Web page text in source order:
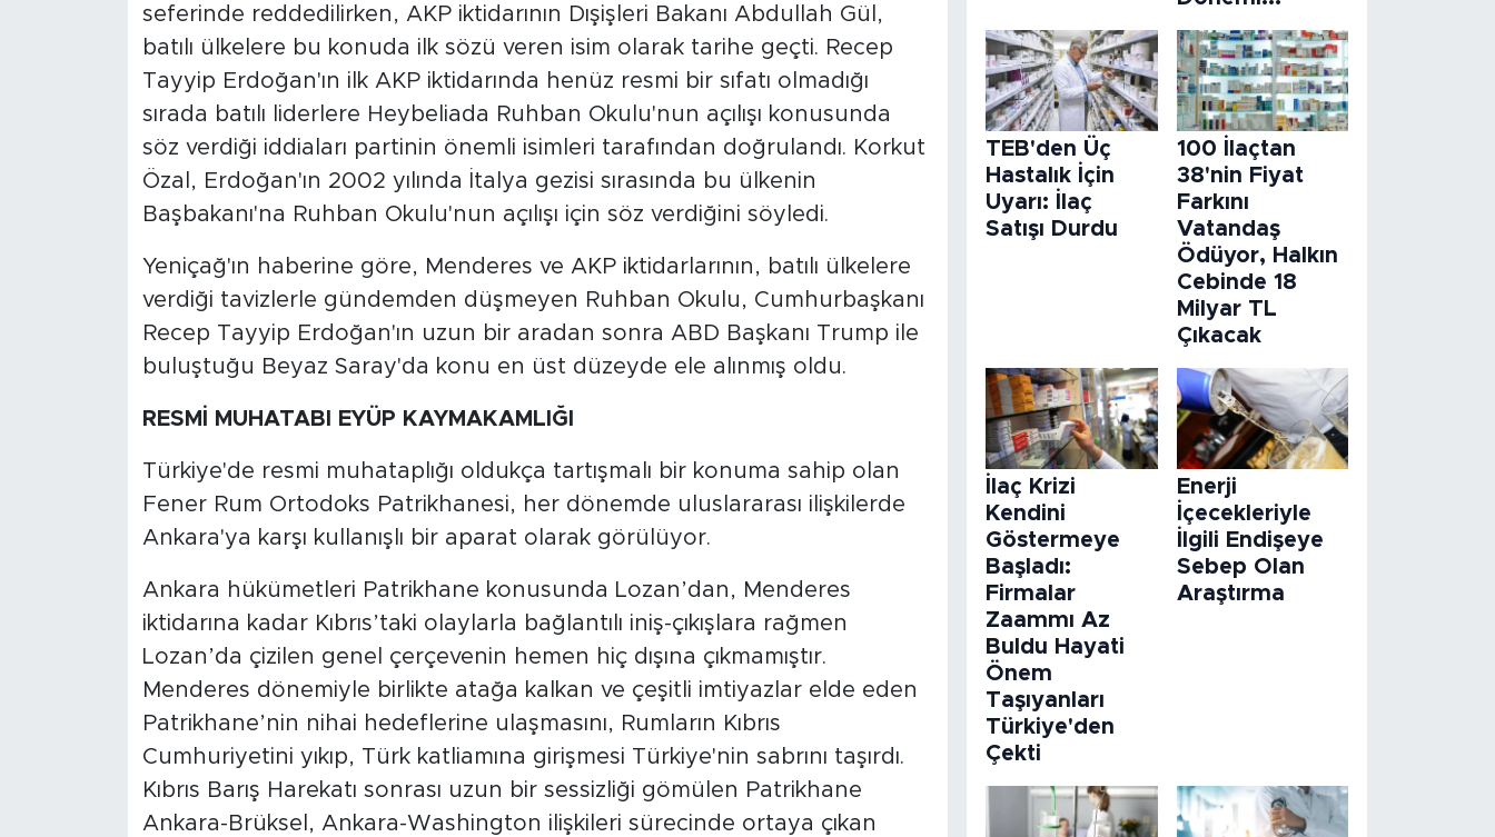
seferinde reddedilirken, AKP iktidarının Dışişleri Bakanı Abdullah Gül,
batılı ülkelere bu konuda ilk sözü veren isim olarak tarihe geçti. Recep
Tayyip Erdoğan'ın ilk AKP iktidarında henüz resmi bir sıfatı olmadığı
sırada batılı liderlere Heybeliada Ruhban Okulu'nun açılışı konusunda
söz verdiği iddiaları partinin önemli isimleri tarafından doğrulandı. Korkut
Özal, Erdoğan'ın 2002 yılında İtalya gezisi sırasında bu ülkenin
Başbakanı'na Ruhban Okulu'nun açılışı için söz verdiğini söyledi.
Yeniçağ'ın haberine göre, Menderes ve AKP iktidarlarının, batılı ülkelere
verdiği tavizlerle gündemden düşmeyen Ruhban Okulu, Cumhurbaşkanı
Recep Tayyip Erdoğan'ın uzun bir aradan sonra ABD Başkanı Trump ile
buluştuğu Beyaz Saray'da konu en üst düzeyde ele alınmış oldu.
RESMİ MUHATABI EYÜP KAYMAKAMLIĞI
Türkiye'de resmi muhataplığı oldukça tartışmalı bir konuma sahip olan
Fener Rum Ortodoks Patrikhanesi, her dönemde uluslararası ilişkilerde
Ankara'ya karşı kullanışlı bir aparat olarak görülüyor.
Ankara hükümetleri Patrikhane konusunda Lozan’dan, Menderes
iktidarına kadar Kıbrıs’taki olaylarla bağlantılı iniş-çıkışlara rağmen
Lozan’da çizilen genel çerçevenin hemen hiç dışına çıkmamıştır.
Menderes dönemiyle birlikte atağa kalkan ve çeşitli imtiyazlar elde eden
Patrikha­ne’nin nihai hedeflerine ulaşmasını, Rumların Kıbrıs
Cumhuriyetini yıkıp, Türk katliamına girişmesi Türkiye'nin sabrını taşırdı.
Kıbrıs Barış Harekatı sonrası uzun bir sessizliği gömülen Patrikhane
Ankara-Brüksel, Ankara-Washington ilişkileri sürecinde ortaya çıkan
TEB'den Üç
Hastalık İçin
Uyarı: İlaç
Satışı Durdu
100 İlaçtan
38'nin Fiyat
Farkını
Vatandaş
Ödüyor, Halkın
Cebinde 18
Milyar TL
Çıkacak
İlaç Krizi
Kendini
Göstermeye
Başladı:
Firmalar
Zaammı Az
Buldu Hayati
Önem
Taşıyanları
Türkiye'den
Çekti
Enerji
İçecekleriyle
İlgili Endişeye
Sebep Olan
Araştırma